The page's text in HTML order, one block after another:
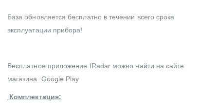
База обновляется бесплатно в течении всего срока
эксплуатации прибора!
Бесплатное приложение IRadar можно найти на сайте
магазина Google Play
Комплектация: